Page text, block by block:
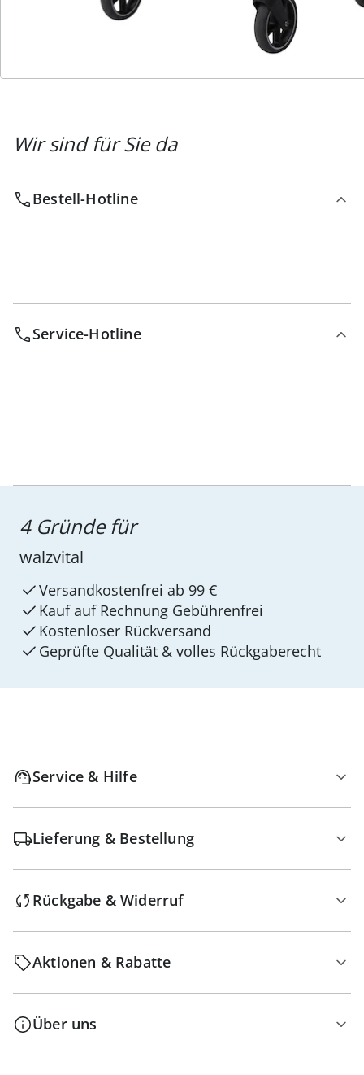
Wir sind für Sie da
Bestell-Hotline
Service-Hotline
4 Gründe für
walzvital
Versandkostenfrei ab 99 €
Kauf auf Rechnung Gebührenfrei
Kostenloser Rückversand
Geprüfte Qualität & volles Rückgaberecht
Service & Hilfe
Lieferung & Bestellung
Rückgabe & Widerruf
Aktionen & Rabatte
Über uns